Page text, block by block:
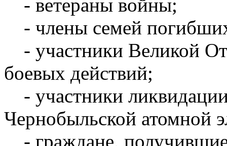
- ветераны войны;
- члены семей
- участники Великой
боевых действий;
- участники
Чернобыльской атомной
- граждане,